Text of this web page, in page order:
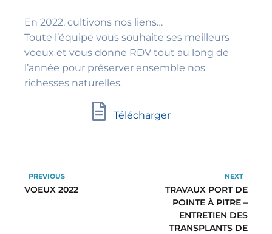
En 2022, cultivons nos liens…
Toute l’équipe vous souhaite ses meilleurs
voeux et vous donne RDV tout au long de
l’année pour préserver ensemble nos
richesses naturelles.
Télécharger
PREVIOUS
VOEUX 2022
NEXT
TRAVAUX PORT DE
POINTE À PITRE –
ENTRETIEN DES
TRANSPLANTS DE